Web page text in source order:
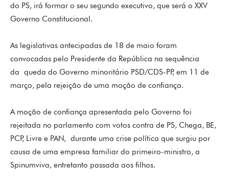
do PS, irá formar o seu segundo executivo, que será o XXV
Governo Constitucional.
As legislativas antecipadas de 18 de maio foram
convocadas pelo Presidente da República na sequência
da queda do Governo minoritário PSD/CDS-PP, em 11 de
março, pela rejeição de uma moção de confiança.
A moção de confiança apresentada pelo Governo foi
rejeitada no parlamento com votos contra de PS, Chega, BE,
PCP, Livre e PAN, durante uma crise política que surgiu por
causa de uma empresa familiar do primeiro-ministro, a
Spinumviva, entretanto passada aos filhos.